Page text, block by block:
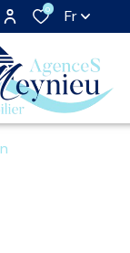
0 Fr